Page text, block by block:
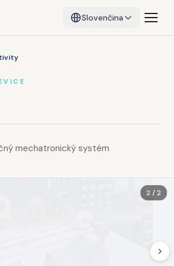
Slovenčina
mechatronický systém
2 / 2